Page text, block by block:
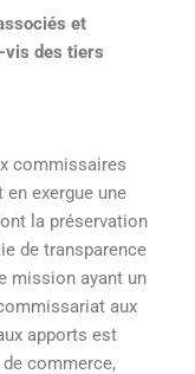
et
vis des tiers
commissaires
exergue une
la préservation
de transparence
mission ayant un
aux
apports est
commerce,